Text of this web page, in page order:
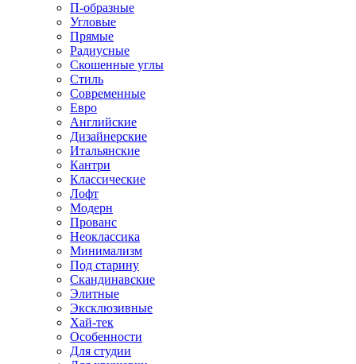
П-образные
Угловые
Прямые
Радиусные
Скошенные углы
Стиль
Современные
Евро
Английские
Дизайнерские
Итальянские
Кантри
Классические
Лофт
Модерн
Прованс
Неоклассика
Минимализм
Под старину
Скандинавские
Элитные
Эксклюзивные
Хай-тек
Особенности
Для студии